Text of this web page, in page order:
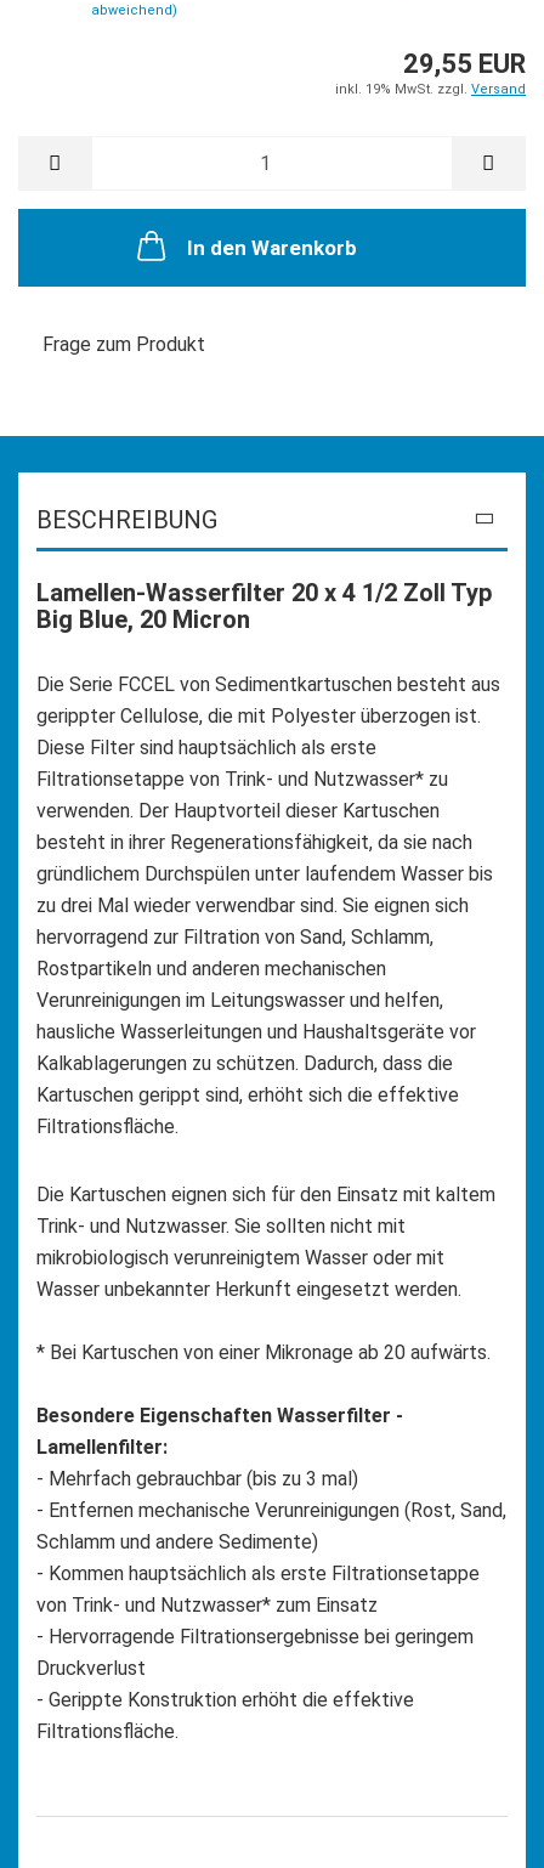
abweichend)
29,55 EUR
inkl. 19% MwSt. zzgl. Versand
In den Warenkorb
Frage zum Produkt
BESCHREIBUNG
Lamellen-Wasserfilter 20 x 4 1/2 Zoll Typ
Big Blue, 20 Micron
Die Serie FCCEL von Sedimentkartuschen besteht aus
gerippter Cellulose, die mit Polyester überzogen ist.
Diese Filter sind hauptsächlich als erste
Filtrationsetappe von Trink- und Nutzwasser* zu
verwenden. Der Hauptvorteil dieser Kartuschen
besteht in ihrer Regenerationsfähigkeit, da sie nach
gründlichem Durchspülen unter laufendem Wasser bis
zu drei Mal wieder verwendbar sind. Sie eignen sich
hervorragend zur Filtration von Sand, Schlamm,
Rostpartikeln und anderen mechanischen
Verunreinigungen im Leitungswasser und helfen,
hausliche Wasserleitungen und Haushaltsgeräte vor
Kalkablagerungen zu schützen. Dadurch, dass die
Kartuschen gerippt sind, erhöht sich die effektive
Filtrationsfläche.
Die Kartuschen eignen sich für den Einsatz mit kaltem
Trink- und Nutzwasser. Sie sollten nicht mit
mikrobiologisch verunreinigtem Wasser oder mit
Wasser unbekannter Herkunft eingesetzt werden.
* Bei Kartuschen von einer Mikronage ab 20 aufwärts.
Besondere Eigenschaften Wasserfilter -
Lamellenfilter:
- Mehrfach gebrauchbar (bis zu 3 mal)
- Entfernen mechanische Verunreinigungen (Rost, Sand,
Schlamm und andere Sedimente)
- Kommen hauptsächlich als erste Filtrationsetappe
von Trink- und Nutzwasser* zum Einsatz
- Hervorragende Filtrationsergebnisse bei geringem
Druckverlust
- Gerippte Konstruktion erhöht die effektive
Filtrationsfläche.